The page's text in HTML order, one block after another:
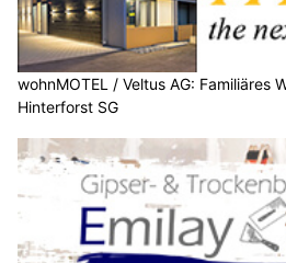
wohnMOTEL / Veltus AG: Familiäres
Hinterforst SG